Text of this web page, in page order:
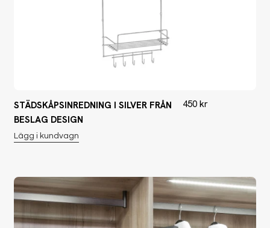
STÄDSKÅPSINREDNING I SILVER FRÅN
BESLAG DESIGN
Lägg i kundvagn
450 kr